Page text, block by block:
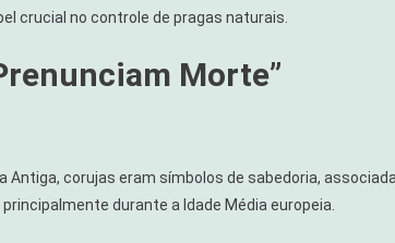
crucial no controle de pragas naturais.
Morte”
Antiga, corujas eram símbolos de sabedoria,
durante a Idade Média europeia.